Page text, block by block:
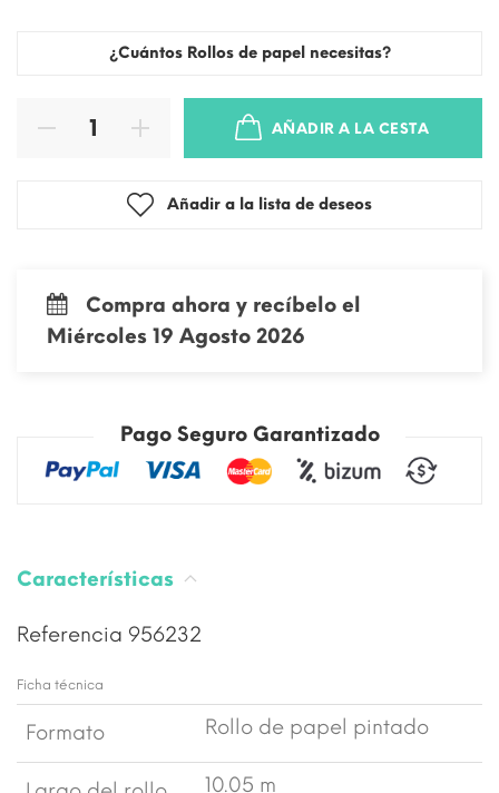
¿Cuántos Rollos de papel necesitas?
AÑADIR A LA CESTA
Añadir a la lista de deseos
Compra ahora y recíbelo el
Miércoles 19 Agosto 2026
Pago Seguro Garantizado
Características
Referencia 956232
Ficha técnica
Formato Rollo de papel pintado
10.05 m